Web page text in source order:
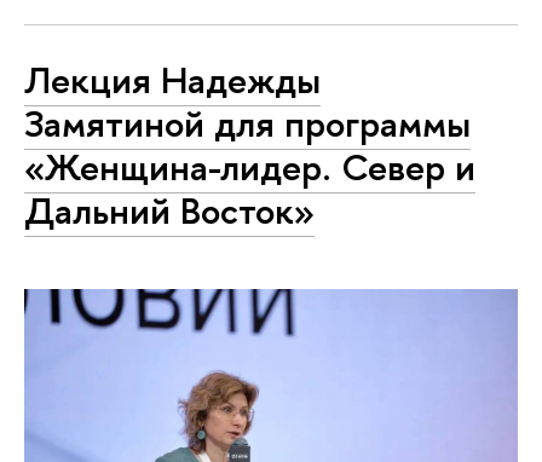
Лекция Надежды
Замятиной для программы
«Женщина-лидер. Север и
Дальний Восток»